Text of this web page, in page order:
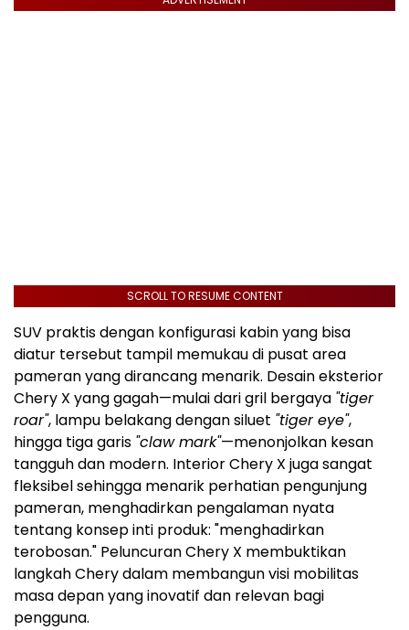
SCROLL TO RESUME CONTENT
SUV praktis dengan konfigurasi kabin yang bisa
diatur tersebut tampil memukau di pusat area
pameran yang dirancang menarik. Desain eksterior
Chery X yang gagah—mulai dari gril bergaya "tiger
roar", lampu belakang dengan siluet "tiger eye",
hingga tiga garis "claw mark"—menonjolkan kesan
tangguh dan modern. Interior Chery X juga sangat
fleksibel sehingga menarik perhatian pengunjung
pameran, menghadirkan pengalaman nyata
tentang konsep inti produk: "menghadirkan
terobosan." Peluncuran Chery X membuktikan
langkah Chery dalam membangun visi mobilitas
masa depan yang inovatif dan relevan bagi
pengguna.